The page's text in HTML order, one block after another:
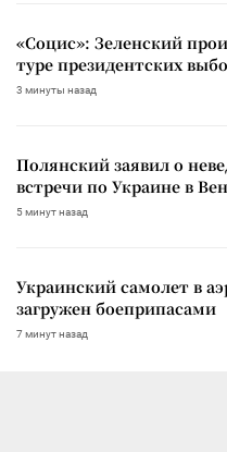
«Социс»: Зеленский
туре президентских
3 минуты назад
Полянский заявил о
встречи по Украине в
5 минут назад
Украинский самолет в
загружен боеприпасами
7 минут назад